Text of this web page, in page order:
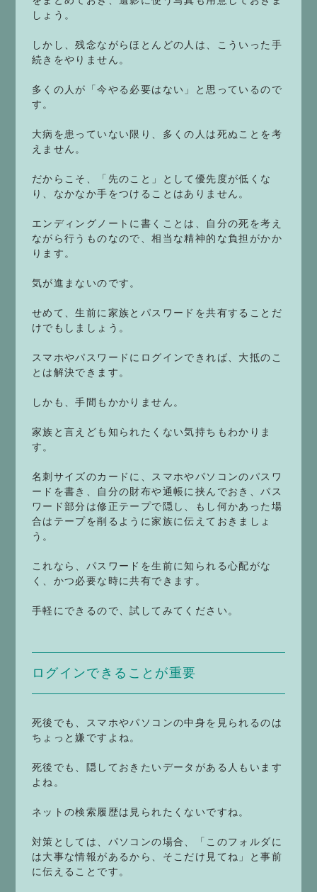
しょう。
しかし、残念ながらほとんどの人は、こういった手
続きをやりません。
多くの人が「今やる必要はない」と思っているので
す。
大病を患っていない限り、多くの人は死ぬことを考
えません。
だからこそ、「先のこと」として優先度が低くな
り、なかなか手をつけることはありません。
エンディングノートに書くことは、自分の死を考え
ながら行うものなので、相当な精神的な負担がかか
ります。
気が進まないのです。
せめて、生前に家族とパスワードを共有することだ
けでもしましょう。
スマホやパスワードにログインできれば、大抵のこ
とは解決できます。
しかも、手間もかかりません。
家族と言えども知られたくない気持ちもわかりま
す。
名刺サイズのカードに、スマホやパソコンのパスワ
ードを書き、自分の財布や通帳に挟んでおき、パス
ワード部分は修正テープで隠し、もし何かあった場
合はテープを削るように家族に伝えておきましょ
う。
これなら、パスワードを生前に知られる心配がな
く、かつ必要な時に共有できます。
手軽にできるので、試してみてください。
ログインできることが重要
死後でも、スマホやパソコンの中身を見られるのは
ちょっと嫌ですよね。
死後でも、隠しておきたいデータがある人もいます
よね。
ネットの検索履歴は見られたくないですね。
対策としては、パソコンの場合、「このフォルダに
は大事な情報があるから、そこだけ見てね」と事前
に伝えることです。